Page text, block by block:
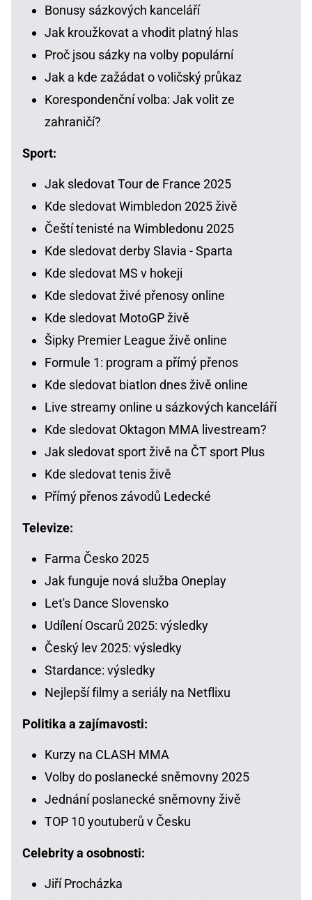
Bonusy sázkových kanceláří
Jak kroužkovat a vhodit platný hlas
Proč jsou sázky na volby populární
Jak a kde zažádat o voličský průkaz
Korespondenční volba: Jak volit ze
zahraničí?
Sport:
Jak sledovat Tour de France 2025
Kde sledovat Wimbledon 2025 živě
Čeští tenisté na Wimbledonu 2025
Kde sledovat derby Slavia - Sparta
Kde sledovat MS v hokeji
Kde sledovat živé přenosy online
Kde sledovat MotoGP živě
Šipky Premier League živě online
Formule 1: program a přímý přenos
Kde sledovat biatlon dnes živě online
Live streamy online u sázkových kanceláří
Kde sledovat Oktagon MMA livestream?
Jak sledovat sport živě na ČT sport Plus
Kde sledovat tenis živě
Přímý přenos závodů Ledecké
Televize:
Farma Česko 2025
Jak funguje nová služba Oneplay
Let's Dance Slovensko
Udílení Oscarů 2025: výsledky
Český lev 2025: výsledky
Stardance: výsledky
Nejlepší filmy a seriály na Netflixu
Politika a zajímavosti:
Kurzy na CLASH MMA
Volby do poslanecké sněmovny 2025
Jednání poslanecké sněmovny živě
TOP 10 youtuberů v Česku
Celebrity a osobnosti:
Jiří Procházka